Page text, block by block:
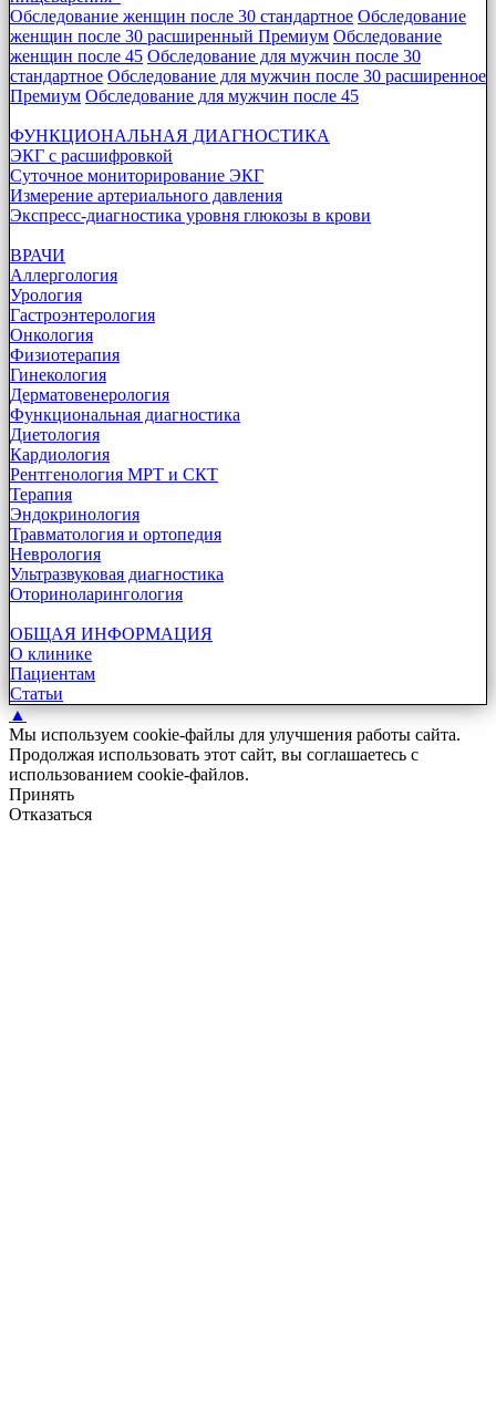
Обследование женщин после 30 стандартное Обследование
женщин после 30 расширенный Премиум Обследование
женщин после 45 Обследование для мужчин после 30
стандартное Обследование для мужчин после 30 расширенное
Премиум Обследование для мужчин после 45
ФУНКЦИОНАЛЬНАЯ ДИАГНОСТИКА
ЭКГ с расшифровкой
Суточное мониторирование ЭКГ
Измерение артериального давления
Экспресс-диагностика уровня глюкозы в крови
ВРАЧИ
Аллергология
Урология
Гастроэнтерология
Онкология
Физиотерапия
Гинекология
Дерматовенерология
Функциональная диагностика
Диетология
Кардиология
Рентгенология МРТ и СКТ
Терапия
Эндокринология
Травматология и ортопедия
Неврология
Ультразвуковая диагностика
Оториноларингология
ОБЩАЯ ИНФОРМАЦИЯ
О клинике
Пациентам
Статьи
▲
Мы используем cookie-файлы для улучшения работы сайта.
Продолжая использовать этот сайт, вы соглашаетесь с
использованием cookie-файлов.
Принять
Отказаться